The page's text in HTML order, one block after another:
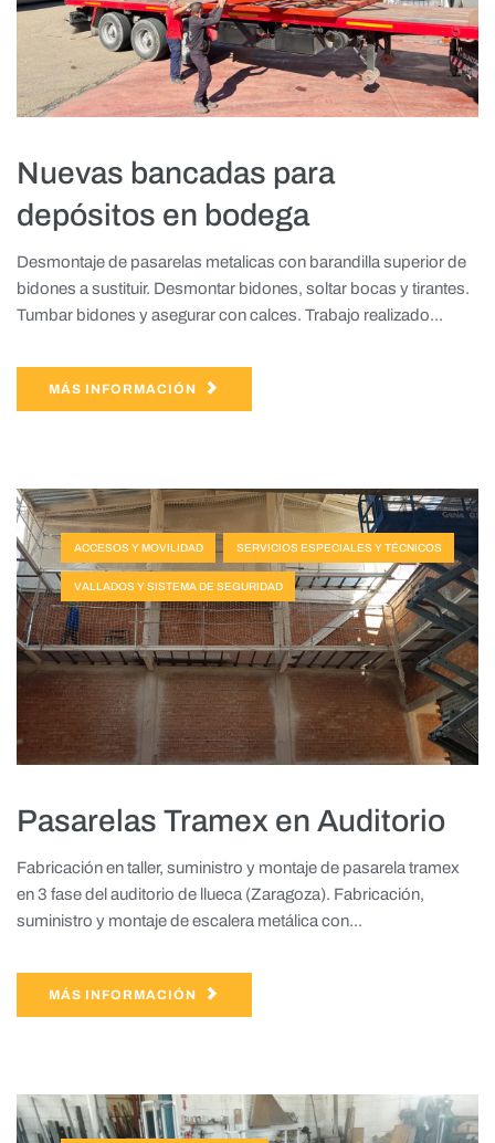
Nuevas bancadas para
depósitos en bodega
Desmontaje de pasarelas metalicas con barandilla superior de
bidones a sustituir. Desmontar bidones, soltar bocas y tirantes.
Tumbar bidones y asegurar con calces. Trabajo realizado...
MÁS INFORMACIÓN
ACCESOS Y MOVILIDAD SERVICIOS ESPECIALES Y TÉCNICOS
VALLADOS Y SISTEMA DE SEGURIDAD
Pasarelas Tramex en Auditorio
Fabricación en taller, suministro y montaje de pasarela tramex
en 3 fase del auditorio de llueca (Zaragoza). Fabricación,
suministro y montaje de escalera metálica con...
MÁS INFORMACIÓN